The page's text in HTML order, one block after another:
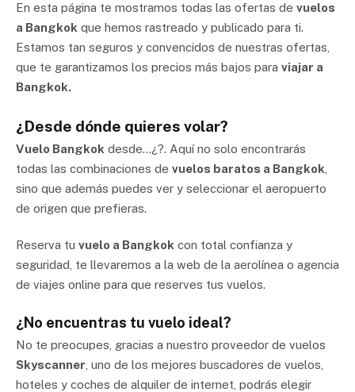
En esta página te mostramos todas las ofertas de vuelos
a Bangkok que hemos rastreado y publicado para ti.
Estamos tan seguros y convencidos de nuestras ofertas,
que te garantizamos los precios más bajos para viajar a
Bangkok.
¿Desde dónde quieres volar?
Vuelo Bangkok desde…¿?. Aquí no solo encontrarás
todas las combinaciones de vuelos baratos a Bangkok
sino que además puedes ver y seleccionar el aeropuerto
de origen que prefieras.
Reserva tu vuelo a Bangkok con total confianza y
seguridad, te llevaremos a la web de la aerolínea o agencia
de viajes online para que reserves tus vuelos.
¿No encuentras tu vuelo ideal?
No te preocupes, gracias a nuestro proveedor de vuelos
Skyscanner , uno de los mejores buscadores de vuelos,
hoteles y coches de alquiler de internet, podrás elegir